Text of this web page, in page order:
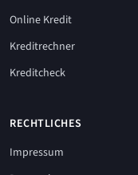
Online Kredit
Kreditrechner
Kreditcheck
RECHTLICHES
Impressum